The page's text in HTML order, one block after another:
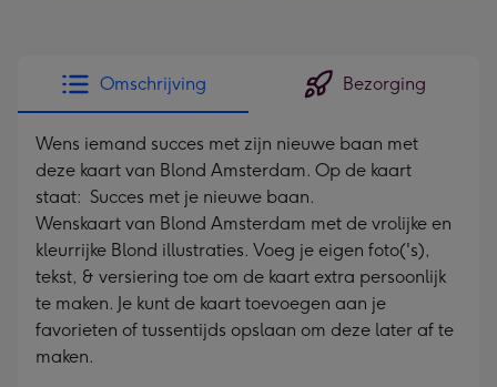
Omschrijving Bezorging
Wens iemand succes met zijn nieuwe baan met
deze kaart van Blond Amsterdam. Op de kaart
staat: Succes met je nieuwe baan.
Wenskaart van Blond Amsterdam met de vrolijke en
kleurrijke Blond illustraties. Voeg je eigen foto('s),
tekst, & versiering toe om de kaart extra persoonlijk
te maken. Je kunt de kaart toevoegen aan je
favorieten of tussentijds opslaan om deze later af te
maken.